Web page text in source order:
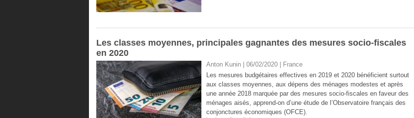
Les classes moyennes, principales gagnantes des mesures socio-fiscales
en 2020
Anton Kunin | 06/02/2020
France
Les mesures budgétaires effectives en 2019 et 2020 bénéficient surtout
aux classes moyennes, aux dépens des ménages modestes et après
une année 2018 marquée par des mesures socio-fiscales en faveur des
ménages aisés, apprend-on d’une étude de l’Observatoire français des
conjonctures économiques (OFCE).